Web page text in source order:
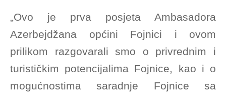
„Ovo je prva posjeta Ambasadora
Azerbejdžana općini Fojnici i ovom
prilikom razgovarali smo o privrednim i
turističkim potencijalima Fojnice, kao i o
mogućnostima saradnje Fojnice sa